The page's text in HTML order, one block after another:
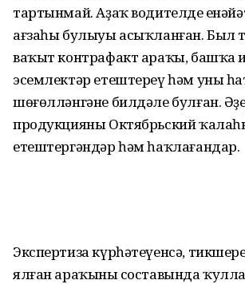
тартынмай. Аҙаҡ водителдең
ағзаһы булыуы асыҡланған. Был
ваҡыт контрафакт араҡы, башҡа
эсемлектәр етештереү һәм уны
шөғөлләнгәне билдәле булған.
продукцияны Октябрьский
етештергәндәр һәм һаҡлағандар.
Экспертиза күрһәтеүенсә,
ялған араҡының составында